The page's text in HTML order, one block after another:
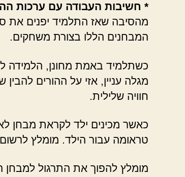
* חשיבות העבודה עם ערכות
מהסיבה שאז התלמיד יפנים את
המבחנים הללו בצורת משחקים.
כשתלמיד באמת מחונן, הלמידה
מגלה עניין, אזי על ההורים
חוויה שלילית.
כאשר מכינים ילד לקראת מבחן
טראומה עבור הילד. מומלץ
מומלץ להפוך את התרגול למבחן